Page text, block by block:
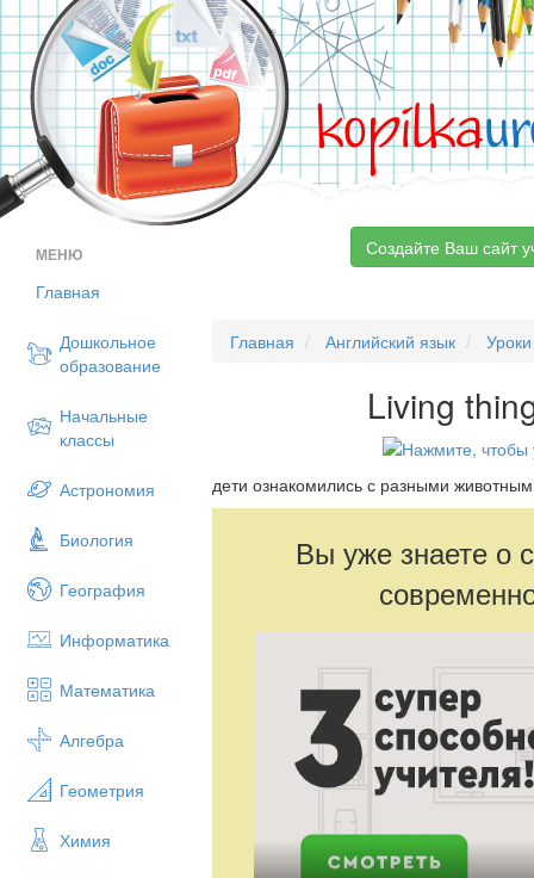
kopilka
МЕНЮ
Главная
Дошкольное
образование
Начальные
классы
Астрономия
Биология
География
Информатика
Математика
Алгебра
Геометрия
Химия
Создайте Ваш сайт
Главная Английский язык Уроки
Living
дети ознакомились с разными
Вы уже знаете о